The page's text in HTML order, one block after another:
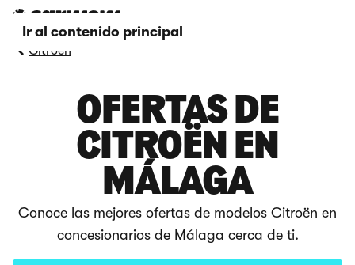
Ir al contenido principal
Citroën
OFERTAS DE
CITROËN EN
MÁLAGA
Conoce las mejores ofertas de modelos Citroën en
concesionarios de Málaga cerca de ti.